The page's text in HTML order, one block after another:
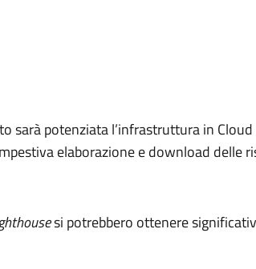
potenziata l’infrastruttura in
elaborazione e download delle
si potrebbero ottenere